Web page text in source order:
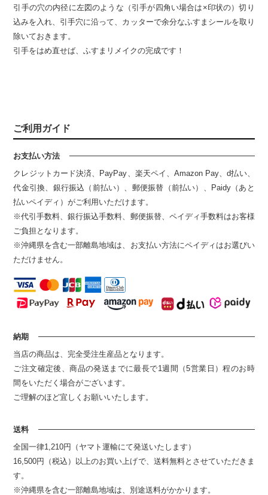
引手の穴の内径に左図のような（引手が四角い場合は×印状の）切り
込みを入れ、引手穴に沿って、カッターで余分なふすまシールを取り
除いておきます。
引手をはめ直せば、ふすまリメイクの完成です！
ご利用ガイド
お支払い方法
クレジットカード決済、PayPay、楽天ペイ、Amazon Pay、d払い、
代金引換、銀行振込（前払い）、郵便振替（前払い）、Paidy（あと
払いペイディ）がご利用いただけます。
※代引手数料、銀行振込手数料、郵便振替、ペイディ手数料はお客様
ご負担となります。
※沖縄県を含む一部離島地域は、お支払い方法にペイディはお選びい
ただけません。
納期
当店の商品は、完全受注生産品となります。
ご注文確定後、商品の発送までに最長で1週間（5営業日）程のお時
間をいただく場合がございます。
ご理解のほど宜しくお願いいたします。
送料
全国一律1,210円（ヤマト運輸にて発送いたします）
16,500円（税込）以上のお買い上げで、送料無料とさせていただきま
す。
※沖縄県を含む一部離島地域は、別途送料がかかります。